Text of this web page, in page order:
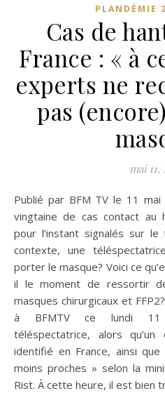
PLANDÉMIE
Cas de
France : « à
experts ne
pas
mai 11,
Publié par BFM TV le 11 mai 2026 Un cas avéré et une
vingtaine de cas contact au
pour l’instant signalés sur
contexte, une
porter le masque? Voici ce
il le moment de ressortir
masques chirurgicaux et
à BFMTV ce lundi
téléspectatrice, alors
identifié en France, ainsi
moins proches » selon la
Rist. À cette heure, il est bien